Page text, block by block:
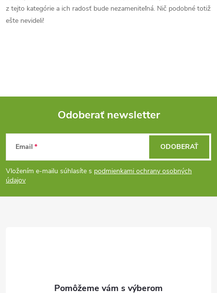
c
i
v
v
ý
p
o
v
z tejto kategórie a ich radosť bude nezameniteľná. Nič podobné totiž
ešte nevideli!
Z
á
p
Odoberať newsletter
Email
Vložením e-mailu súhlasíte s podmienkami ochrany osobných
údajov
ODOBERAŤ